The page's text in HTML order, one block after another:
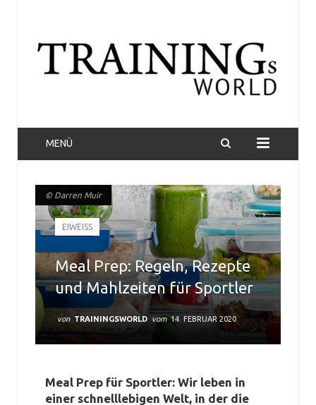
MENÜ
© Darren Muir
EIWEISS
Meal Prep: Regeln, Rezepte
und Mahlzeiten für Sportler
von TRAININGSWORLD vom 14. FEBRUAR 2020
© Darren Muir
Meal Prep für Sportler: Wir leben in
einer schnelllebigen Welt, in der die